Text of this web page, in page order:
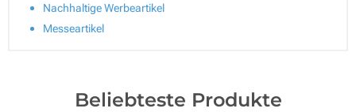
Nachhaltige Werbeartikel
Messeartikel
Beliebteste Produkte